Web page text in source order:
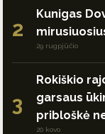
2
Kunigas
29 rugpjūčio
3
Rokiškio
garsaus
pribloškė
20 kovo